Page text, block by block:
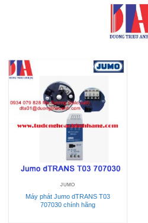
JUMO
Máy phát Jumo dTRANS T03
707030 chính hãng